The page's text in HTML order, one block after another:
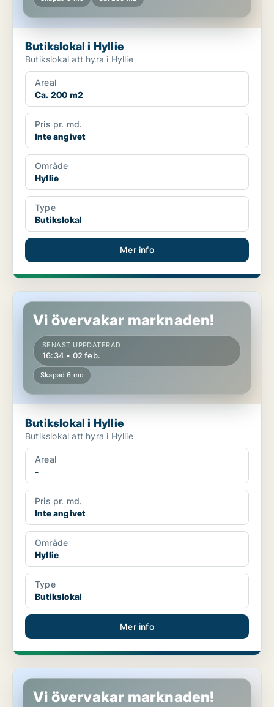
Butikslokal i Hyllie
Butikslokal att hyra i Hyllie
Areal
Ca. 200 m2
Pris pr. md.
Inte angivet
Område
Hyllie
Type
Butikslokal
Mer info
Butikslokal i Hyllie
Vi övervakar marknaden!
SENAST UPPDATERAD
16:34 • 02 feb.
Skapad 6 mo
Butikslokal i Hyllie
Butikslokal att hyra i Hyllie
Areal
-
Pris pr. md.
Inte angivet
Område
Hyllie
Type
Butikslokal
Mer info
Butikslokal i Hyllie
Vi övervakar marknaden!